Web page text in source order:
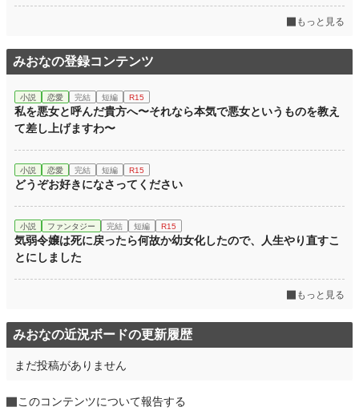
もっと見る
みおなの登録コンテンツ
小説 恋愛 完結 短編 R15
私を悪女と呼んだ貴方へ〜それなら本気で悪女というものを教え
て差し上げますわ〜
小説 恋愛 完結 短編 R15
どうぞお好きになさってください
小説 ファンタジー 完結 短編 R15
気弱令嬢は死に戻ったら何故か幼女化したので、人生やり直すこ
とにしました
もっと見る
みおなの近況ボードの更新履歴
まだ投稿がありません
このコンテンツについて報告する